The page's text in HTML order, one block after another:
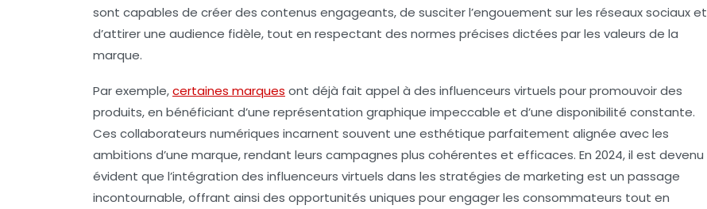
sont capables de créer des contenus engageants, de susciter l’engouement sur les réseaux sociauxet
d’attirer une audience fidèle, tout en respectant des normes précises dictées par les valeurs de la
marque.
Par exemple,certaines marques ont déjà fait appel à des influenceurs virtuels pour promouvoir des
produits, en bénéficiant d’une représentation graphique impeccable et d’une disponibilité constante.
Ces collaborateurs numériques incarnent souvent une esthétique parfaitement alignée avec les
ambitions d’une marque, rendant leurs campagnes plus cohérentes et efficaces. En 2024, il est devenu
évident que l’intégration des influenceurs virtuels dans les stratégies de marketing est un passage
incontournable, offrant ainsi des opportunités uniques pour engager les consommateurs tout en